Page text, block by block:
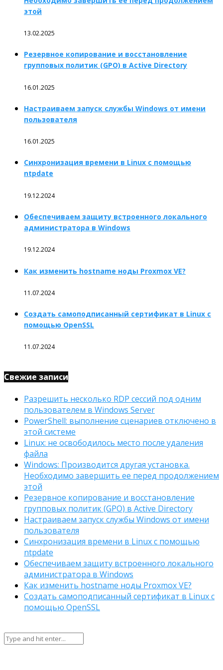
этой
13.02.2025
Резервное копирование и восстановление
групповых политик (GPO) в Active Directory
16.01.2025
Настраиваем запуск службы Windows от имени
пользователя
16.01.2025
Синхронизация времени в Linux с помощью
ntpdate
19.12.2024
Обеспечиваем защиту встроенного локального
администратора в Windows
19.12.2024
Как изменить hostname ноды Proxmox VE?
11.07.2024
Создать самоподписанный сертификат в Linux с
помощью OpenSSL
11.07.2024
Свежие записи
Разрешить несколько RDP сессий под одним
пользователем в Windows Server
PowerShell: выполнение сценариев отключено в
этой системе
Linux: не освободилось место после удаления
файла
Windows: Производится другая установка.
Необходимо завершить ее перед продолжением
этой
Резервное копирование и восстановление
групповых политик (GPO) в Active Directory
Настраиваем запуск службы Windows от имени
пользователя
Синхронизация времени в Linux с помощью
ntpdate
Обеспечиваем защиту встроенного локального
администратора в Windows
Как изменить hostname ноды Proxmox VE?
Создать самоподписанный сертификат в Linux с
помощью OpenSSL